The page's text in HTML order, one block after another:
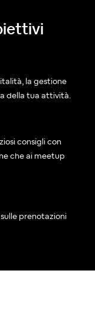
la gestione
della tua attività.
consigli con
che ai meetup
prenotazioni